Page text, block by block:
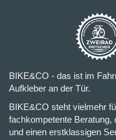
BIKE&CO - das ist im
Aufkleber an der Tür.
BIKE&CO steht vielmehr
fachkompetente Beratung,
und einen erstklassigen